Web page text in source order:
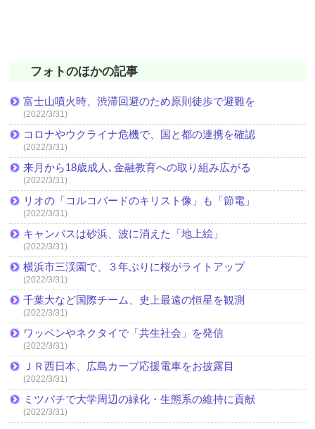
フォトのほかの記事
富士山噴火時、渋滞回避のため原則徒歩で避難を
(2022/3/31)
コロナやウクライナ危機で、国と都の連携を確認
(2022/3/31)
来月から18歳成人､金融教育への取り組み広がる
(2022/3/31)
リオの「コルコバードのキリスト像」も「節電」
(2022/3/31)
キャンバスは砂浜、波に消えた「地上絵」
(2022/3/31)
横浜市三渓園で、３年ぶりに桜がライトアップ
(2022/3/31)
千葉大など国際チーム、史上最遠の恒星を観測
(2022/3/31)
ワッペンやネクタイで「共生社会」を発信
(2022/3/31)
ＪＲ西日本、広島カープ応援電車をお披露目
(2022/3/31)
ミツバチで大学周辺の緑化・生態系の維持に貢献
(2022/3/31)